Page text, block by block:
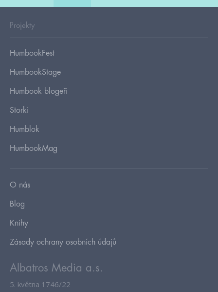
Projekty
HumbookFest
HumbookStage
Humbook blogeři
Storki
Humblok
HumbookMag
O nás
Blog
Knihy
Zásady ochrany osobních údajů
Albatros Media a.s.
5. května 1746/22